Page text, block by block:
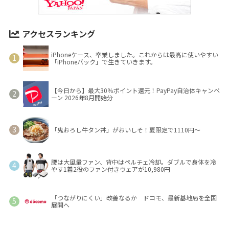
アクセスランキング
iPhoneケース、卒業しました。これからは最高に使いやすい
「iPhoneバック」で生きていきます。
【今日から】最大30％ポイント還元！PayPay自治体キャンペ
ーン 2026年8月開始分
「鬼おろし牛タン丼」がおいしそ！夏限定で1110円～
腰は大風量ファン、背中はペルチェ冷却。ダブルで身体を冷
やす1着2役のファン付きウェアが10,980円
「つながりにくい」改善なるか ドコモ、最新基地局を全国
展開へ